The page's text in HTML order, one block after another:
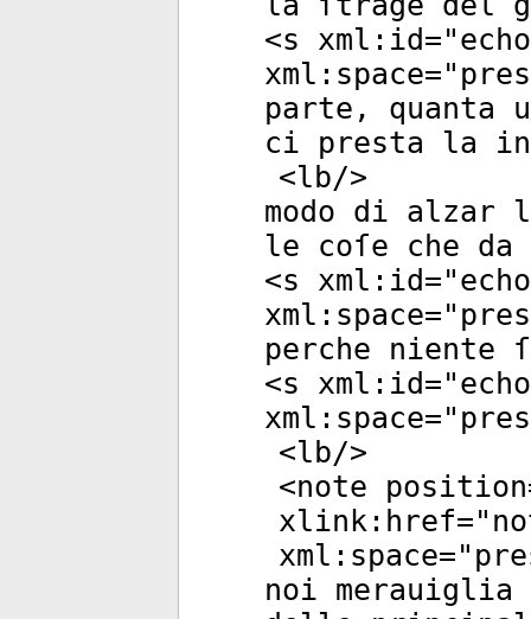
<s xml:id="
xml:space="
parte, quanta
ci presta la
<lb/>
modo di alzar
le coſe che da
<s xml:id="
xml:space="
perche niente
<s xml:id="
xml:space="
<lb/>
<note position
xlink:href="
xml:space="
noi merauiglia